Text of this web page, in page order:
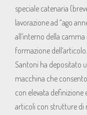
speciale catenaria
lavorazione ad “ago
all’interno della
formazione dell’articolo.
Santoni ha depositato
macchina che
con elevata definizione
articoli con strutture di